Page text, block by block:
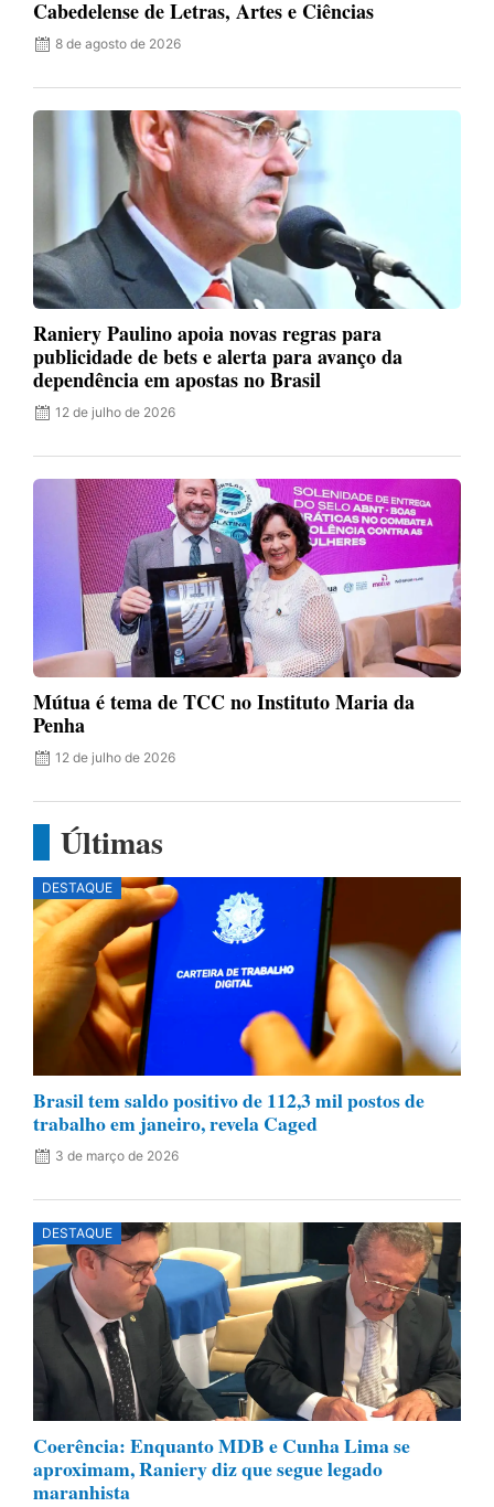
Cabedelense de Letras, Artes e Ciências
8 de agosto de 2026
Raniery Paulino apoia novas regras para
publicidade de bets e alerta para avanço da
dependência em apostas no Brasil
12 de julho de 2026
Mútua é tema de TCC no Instituto Maria da
Penha
12 de julho de 2026
Últimas
DESTAQUE
Brasil tem saldo positivo de 112,3 mil postos de
trabalho em janeiro, revela Caged
3 de março de 2026
DESTAQUE
Coerência: Enquanto MDB e Cunha Lima se
aproximam, Raniery diz que segue legado
maranhista